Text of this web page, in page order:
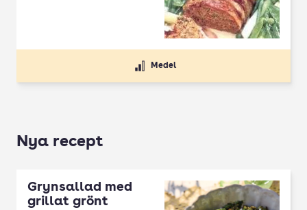
Medel
Nya recept
Grynsallad med
grillat grönt